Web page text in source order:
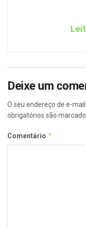
Deixe um
O seu endereço de e-
obrigatórios são
Comentário *